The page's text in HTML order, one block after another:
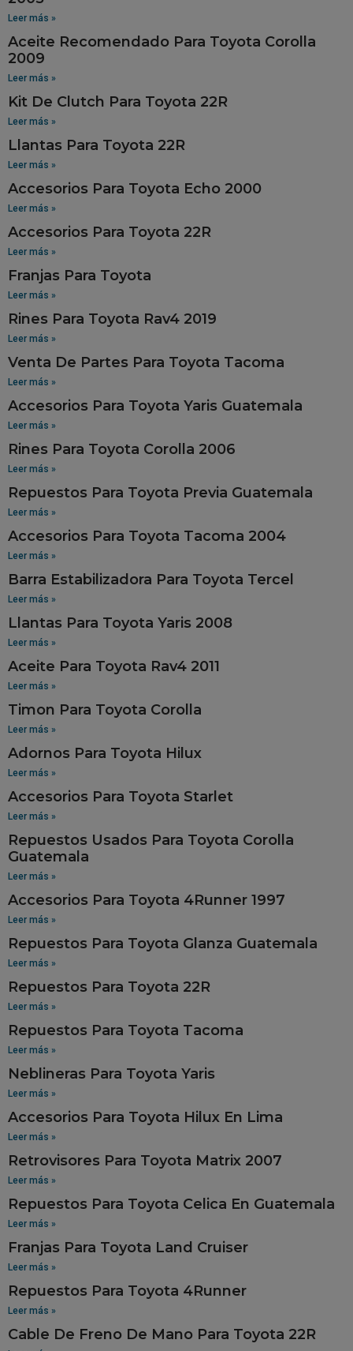
Leer más »
Aceite Recomendado Para Toyota Corolla
2009
Leer más »
Kit De Clutch Para Toyota 22R
Leer más »
Llantas Para Toyota 22R
Leer más »
Accesorios Para Toyota Echo 2000
Leer más »
Accesorios Para Toyota 22R
Leer más »
Franjas Para Toyota
Leer más »
Rines Para Toyota Rav4 2019
Leer más »
Venta De Partes Para Toyota Tacoma
Leer más »
Accesorios Para Toyota Yaris Guatemala
Leer más »
Rines Para Toyota Corolla 2006
Leer más »
Repuestos Para Toyota Previa Guatemala
Leer más »
Accesorios Para Toyota Tacoma 2004
Leer más »
Barra Estabilizadora Para Toyota Tercel
Leer más »
Llantas Para Toyota Yaris 2008
Leer más »
Aceite Para Toyota Rav4 2011
Leer más »
Timon Para Toyota Corolla
Leer más »
Adornos Para Toyota Hilux
Leer más »
Accesorios Para Toyota Starlet
Leer más »
Repuestos Usados Para Toyota Corolla
Guatemala
Leer más »
Accesorios Para Toyota 4Runner 1997
Leer más »
Repuestos Para Toyota Glanza Guatemala
Leer más »
Repuestos Para Toyota 22R
Leer más »
Repuestos Para Toyota Tacoma
Leer más »
Neblineras Para Toyota Yaris
Leer más »
Accesorios Para Toyota Hilux En Lima
Leer más »
Retrovisores Para Toyota Matrix 2007
Leer más »
Repuestos Para Toyota Celica En Guatemala
Leer más »
Franjas Para Toyota Land Cruiser
Leer más »
Repuestos Para Toyota 4Runner
Leer más »
Cable De Freno De Mano Para Toyota 22R